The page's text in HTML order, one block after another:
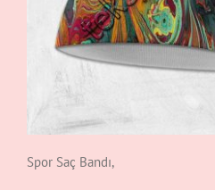
Spor Saç Bandı,